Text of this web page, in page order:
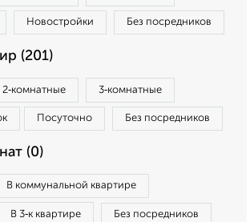
Новостройки Без посредников
(201)
2‑комнатные 3‑комнатные
Посуточно Без посредников
(0)
В коммунальной квартире
В 3‑к квартире Без посредников